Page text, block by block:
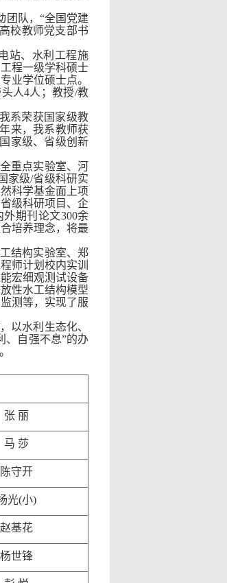
团队，“全国党建
校教师党支部书
站、水利工程施
程一级学科硕士
业学位硕士点。
人4人；教授/教
系荣获国家级教
来，我系教师获
家级、省级创新
重点实验室、河
家级/省级科研实
科学基金面上项
级科研项目、企
期刊论文300余
培养理念，将最
结构实验室、郑
师计划校内实训
宏细观测试设备
性水工结构模型
测等，实现了服
以水利生态化、
、自强不息”的办
张 丽
马 莎
陈守开
光(小)
赵基花
杨世锋